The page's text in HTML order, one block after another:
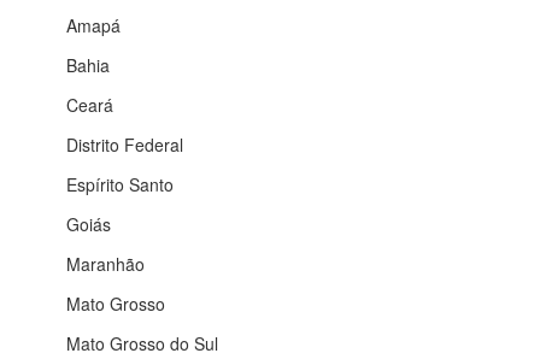
Amapá
Bahia
Ceará
Distrito Federal
Espírito Santo
Goiás
Maranhão
Mato Grosso
Mato Grosso do Sul